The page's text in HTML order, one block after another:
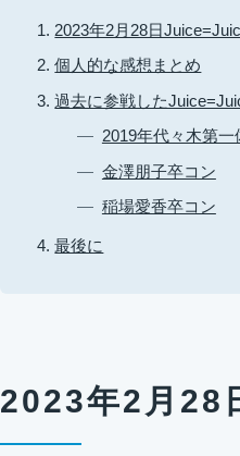
2023年2月28日
個人的な感想まとめ
過去に参戦した
2019年代々木第一
金澤朋子卒コン
稲場愛香卒コン
最後に
2023年2月28